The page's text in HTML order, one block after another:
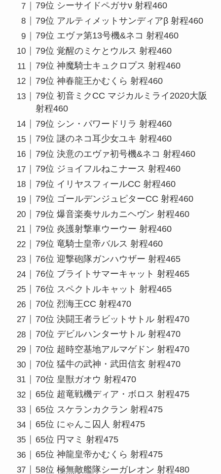
79位 シーサイドペガサν 射程460
79位 アルティメットサンディアβ 射程460
79位 エヴァ第13号機&ネコ 射程460
79位 覚醒のミケとウルス 射程460
79位 神魔騎士キュクロプス 射程460
79位 神春龍王かむくら 射程460
79位 初音ミクCC マジカルミライ2020大阪
射程460
79位 シン・パワードリラ 射程460
79位 謎のネコ耳少女ユキ 射程460
79位 決意のエヴァ初号機&ネコ 射程460
79位 ジョイフルねこナース 射程460
79位 イリヤスフィールCC 射程460
79位 ゴールデンジュピターCC 射程460
79位 爆音楽奏サルカニヘヴン 射程460
79位 炎護射撃車ウーウー 射程460
79位 竜騎士皇帝バルス 射程460
76位 迎撃砲隊ガンハウザー 射程465
76位 ブライトサマーキャット 射程465
76位 スペクトルキャット 射程465
70位 烈海王CC 射程470
70位 決闘王者ラビットサトル 射程470
70位 デビルハンターサトル 射程470
70位 超時空基地アルマゲドン 射程470
70位 猛牛の武神・武田信玄 射程470
70位 皇獣ガオウ 射程470
65位 超竜戦機ディア・ボロス 射程475
65位 スケランカクラン 射程475
65位 にゃんこ囚人 射程475
65位 円マミ 射程475
65位 神龍皇帝かむくら 射程475
58位 極無敵艦隊シーガレオン 射程480